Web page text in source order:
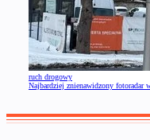
ruch drogowy
Najbardziej znienawidzony fotoradar